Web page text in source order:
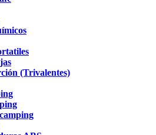
(Trivalentes)